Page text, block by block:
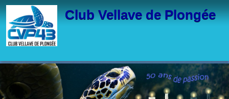
Club Vellave de Plongée
Panneau de gestion des cookies